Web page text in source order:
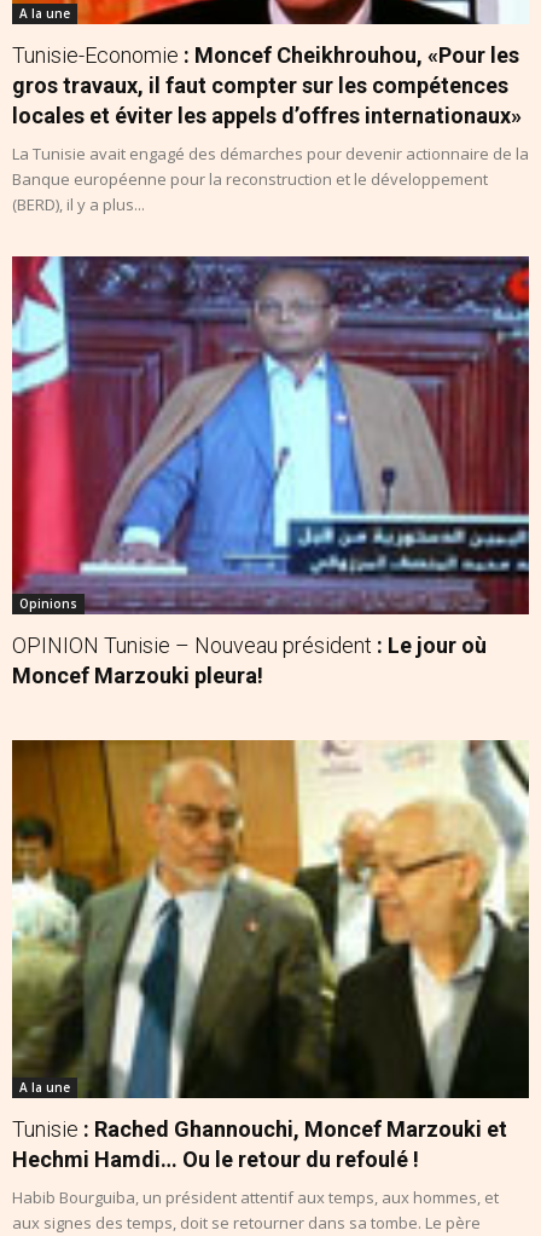
A la une
Tunisie-Economie : Moncef Cheikhrouhou, «Pour les
gros travaux, il faut compter sur les compétences
locales et éviter les appels d’offres internationaux»
La Tunisie avait engagé des démarches pour devenir actionnaire de la
Banque européenne pour la reconstruction et le développement
(BERD), il y a plus...
Opinions
OPINION Tunisie – Nouveau président : Le jour où
Moncef Marzouki pleura!
A la une
Tunisie : Rached Ghannouchi, Moncef Marzouki et
Hechmi Hamdi… Ou le retour du refoulé !
Habib Bourguiba, un président attentif aux temps, aux hommes, et
aux signes des temps, doit se retourner dans sa tombe. Le père